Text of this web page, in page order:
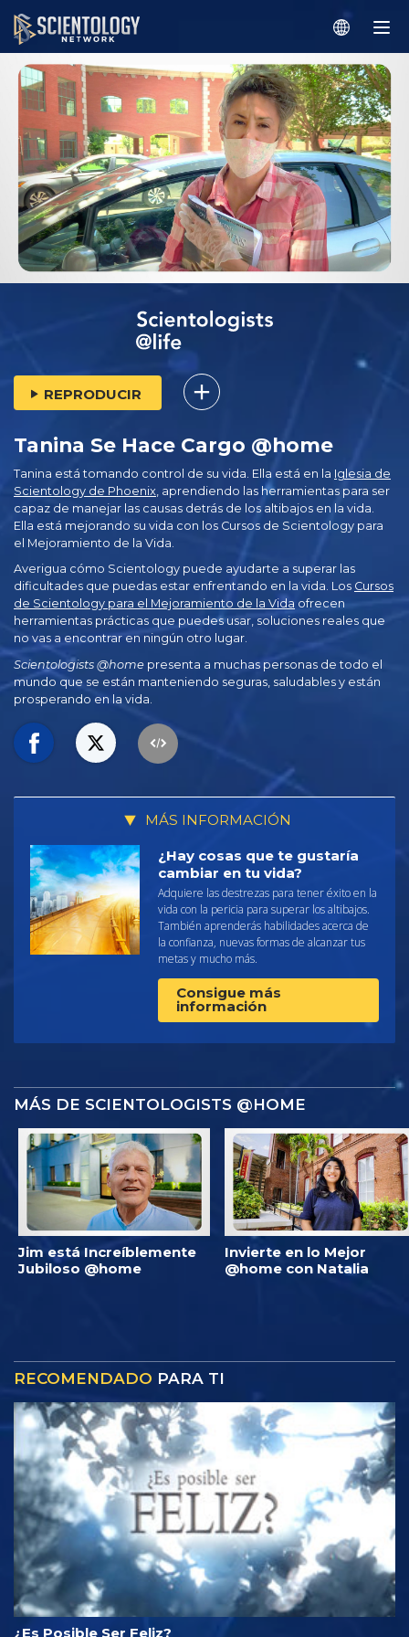
REPRODUCIR
Tanina Se Hace Cargo @home
Tanina está tomando control de su vida. Ella está en la Iglesia de
Scientology de Phoenix , aprendiendo las herramientas para ser
capaz de manejar las causas detrás de los altibajos en la vida.
Ella está mejorando su vida con los Cursos de Scientology para
el Mejoramiento de la Vida.
Averigua cómo Scientology puede ayudarte a superar las
dificultades que puedas estar enfrentando en la vida. Los Cursos
de Scientology para el Mejoramiento de la Vida ofrecen
herramientas prácticas que puedes usar, soluciones reales que
no vas a encontrar en ningún otro lugar.
Scientologists @home presenta a muchas personas de todo el
mundo que se están manteniendo seguras, saludables y están
prosperando en la vida.
MÁS INFORMACIÓN
¿Hay cosas que te gustaría
cambiar en tu vida?
Adquiere las destrezas para tener éxito en la
vida con la pericia para superar los altibajos.
También aprenderás habilidades acerca de
la confianza, nuevas formas de alcanzar tus
metas y mucho más.
Consigue más
información
MÁS DE SCIENTOLOGISTS @HOME
Jim está Increíblemente
Jubiloso @home
Invierte en lo Mejor
@home con Natalia
RECOMENDADO PARA TI
¿Es Posible Ser Feliz?